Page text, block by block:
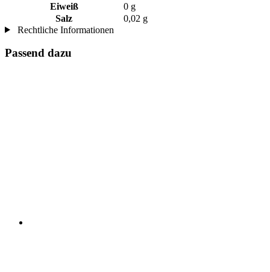
Eiweiß
0 g
Salz
0,02 g
Rechtliche Informationen
Passend dazu